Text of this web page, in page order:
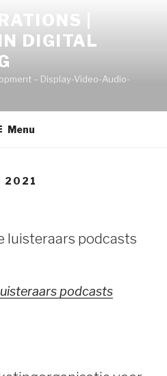
|
DIGITAL
– Display-Video-Audio-
Menu
2021
luisteraars podcasts
podcasts